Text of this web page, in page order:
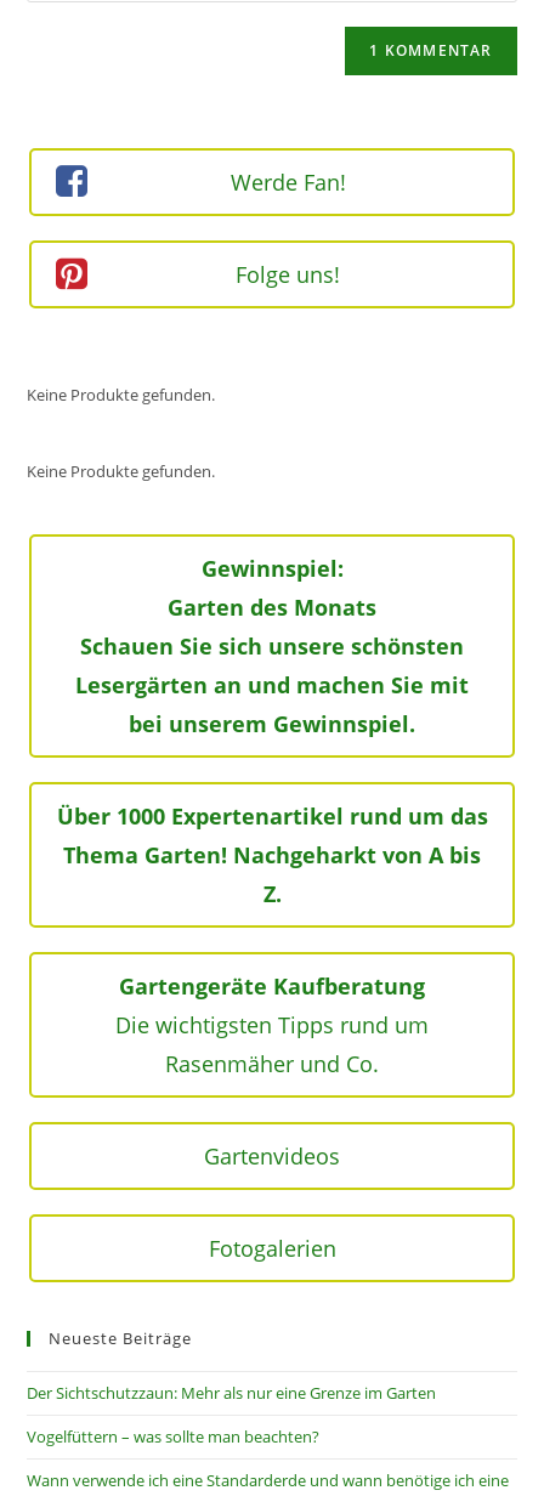
Werde Fan!
Folge uns!
Keine Produkte gefunden.
Keine Produkte gefunden.
Gewinnspiel:
Garten des Monats
Schauen Sie sich unsere schönsten
Lesergärten an und machen Sie mit
bei unserem Gewinnspiel.
Über 1000 Expertenartikel rund um das
Thema Garten! Nachgeharkt von A bis
Z.
Gartengeräte Kaufberatung
Die wichtigsten Tipps rund um
Rasenmäher und Co.
Gartenvideos
Fotogalerien
Neueste Beiträge
Der Sichtschutzzaun: Mehr als nur eine Grenze im Garten
Vogelfüttern – was sollte man beachten?
Wann verwende ich eine Standarderde und wann benötige ich eine